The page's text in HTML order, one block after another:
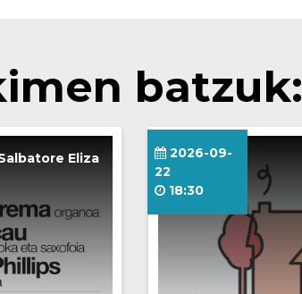
batzuk:
Eliza
2026-09-
22
18:30